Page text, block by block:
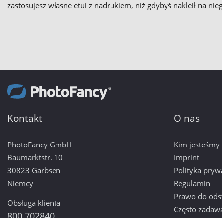
zastosujesz własne etui z nadrukiem, niż gdybyś nakleił na
Kontakt
PhotoFancy GmbH
Baumarktstr. 10
30823 Garbsen
Niemcy
Obsługa klienta
800 702840
O nas
Kim jesteśmy
Imprint
Polityka
Regulamin
Prawo do
Często